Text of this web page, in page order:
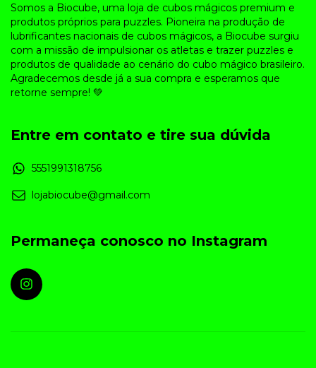
Somos a Biocube, uma loja de cubos mágicos premium e
produtos próprios para puzzles. Pioneira na produção de
lubrificantes nacionais de cubos mágicos, a Biocube surgiu
com a missão de impulsionar os atletas e trazer puzzles e
produtos de qualidade ao cenário do cubo mágico brasileiro.
Agradecemos desde já a sua compra e esperamos que
retorne sempre! 💚
Entre em contato e tire sua dúvida
5551991318756
lojabiocube@gmail.com
Permaneça conosco no Instagram